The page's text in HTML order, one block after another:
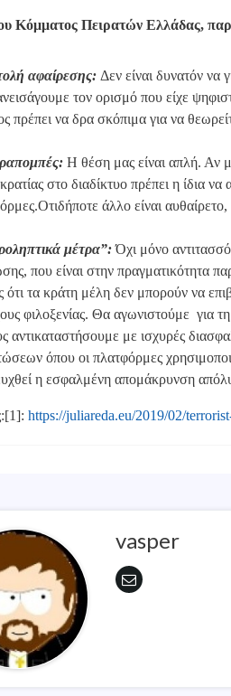
Κόμματος Πειρατών Ελλάδας,
αφαίρεσης: Δεν είναι δυνατόν να
τον ορισμό που είχε
πρέπει να δρα σκόπιμα για να
Η θέση μας είναι απλή. Αν
στο διαδίκτυο πρέπει η ίδια να
άλλο είναι
μέτρα”:Όχι μόνο
που είναι στην πραγματικότητα
τα κράτη μέλη δεν μπορούν να
φιλοξενίας. Θα αγωνιστούμε για
αντικαταστήσουμε με ισχυρές
όπου οι πλατφόρμες
η εσφαλμένη απομάκρυνση
https://juliareda.eu/2019/02/
vasper